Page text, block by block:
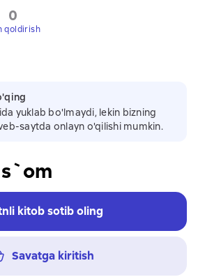
0
qoldirish
yuklab bo'lmaydi, lekin bizning
saytda onlayn o'qilishi mumkin.
s`om
kitob sotib oling
Savatga kiritish